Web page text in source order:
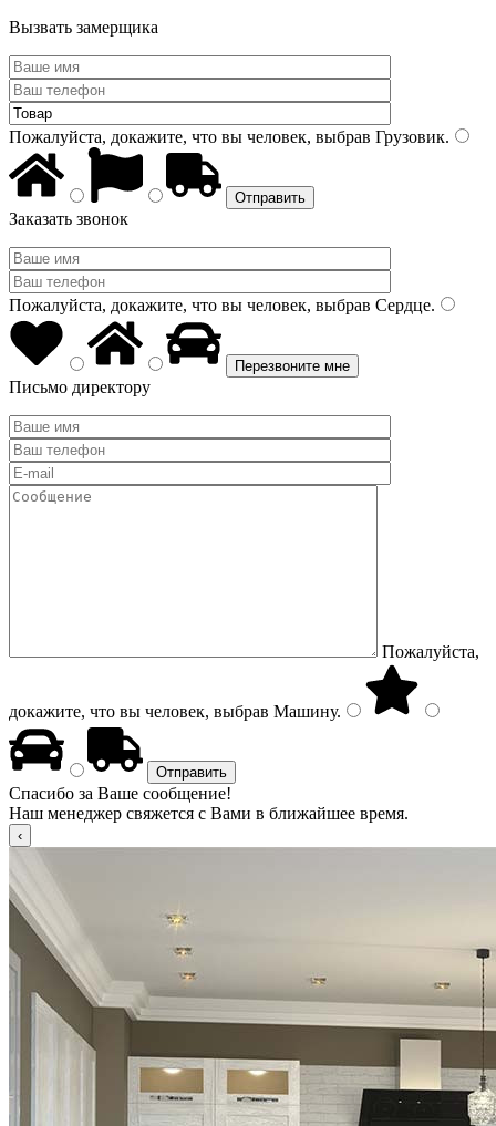
Вызвать замерщика
Пожалуйста, докажите, что вы человек, выбрав Грузовик.
Заказать звонок
Пожалуйста, докажите, что вы человек, выбрав Сердце.
Письмо директору
Пожалуйста,
докажите, что вы человек, выбрав Машину.
Спасибо за Ваше сообщение!
Наш менеджер свяжется с Вами в ближайшее время.